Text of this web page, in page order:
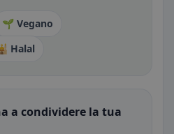
🌱 Vegano
Halal
a condividere la tua